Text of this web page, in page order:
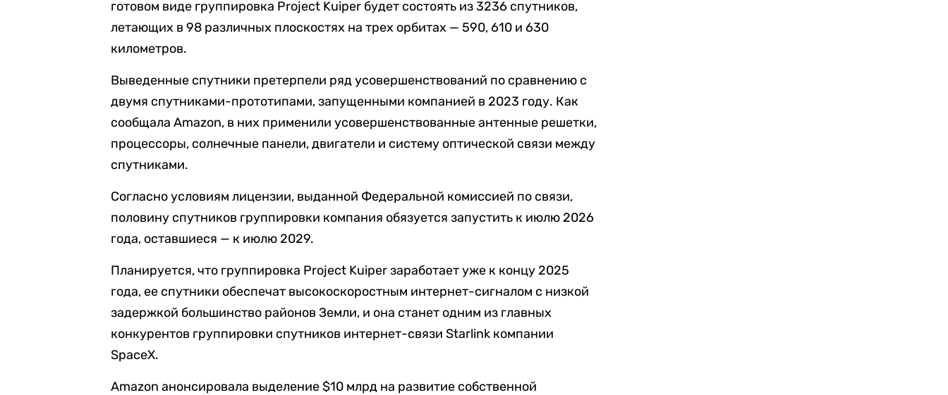
готовом виде группировка Project Kuiper будет состоять из 3236 спутников,
летающих в 98 различных плоскостях на трех орбитах — 590, 610 и 630
километров.
Выведенные спутники претерпели ряд усовершенствований по сравнению с
двумя спутниками-прототипами, запущенными компанией в 2023 году. Как
сообщала Amazon, в них применили усовершенствованные антенные решетки,
процессоры, солнечные панели, двигатели и систему оптической связи между
спутниками.
Согласно условиям лицензии, выданной Федеральной комиссией по связи,
половину спутников группировки компания обязуется запустить к июлю 2026
года, оставшиеся — к июлю 2029.
Планируется, что группировка Project Kuiper заработает уже к концу 2025
года, ее спутники обеспечат высокоскоростным интернет-сигналом с низкой
задержкой большинство районов Земли, и она станет одним из главных
конкурентов группировки спутников интернет-связи Starlink компании
SpaceX.
Amazon анонсировала выделение $10 млрд на развитие собственной